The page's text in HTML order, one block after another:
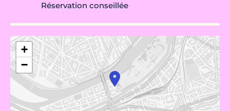
Réservation conseillée
+
−